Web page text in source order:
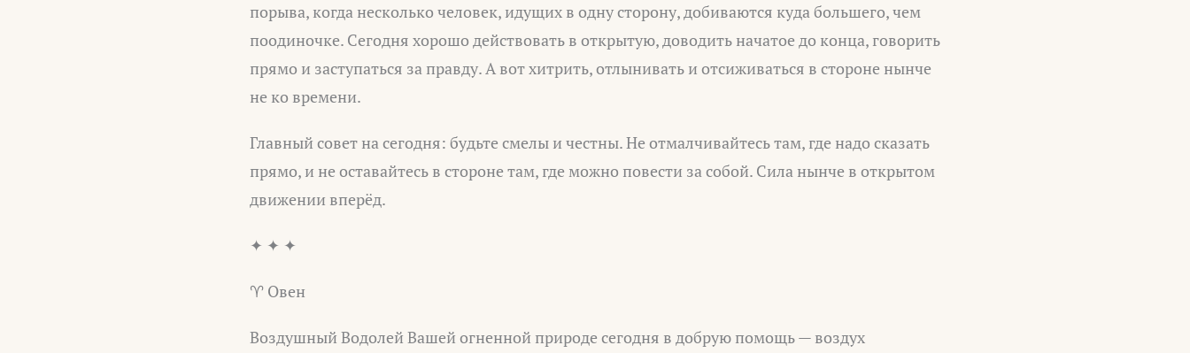
порыва, когда несколько человек, идущих в одну сторону, добиваются куда большего, чем
поодиночке. Сегодня хорошо действовать в открытую, доводить начатое до конца, говорить
прямо и заступаться за правду. А вот хитрить, отлынивать и отсиживаться в стороне нынче
не ко времени.
Главный совет на сегодня: будьте смелы и честны. Не отмалчивайтесь там, где надо сказать
прямо, и не оставайтесь в стороне там, где можно повести за собой. Сила нынче в открытом
движении вперёд.
✦ ✦ ✦
♈ Овен
Воздушный Водолей Вашей огненной природе сегодня в добрую помощь — воздух